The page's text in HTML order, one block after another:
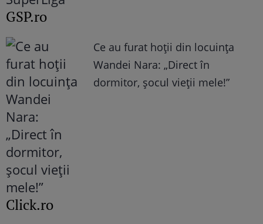
GSP.ro
Ce au furat hoții din locuința
Wandei Nara: „Direct în
dormitor, șocul vieții mele!”
Click.ro